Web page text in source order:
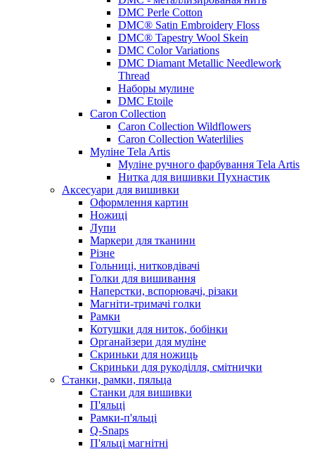
DMC Perle Cotton
DMC® Satin Embroidery Floss
DMC® Tapestry Wool Skein
DMC Color Variations
DMC Diamant Metallic Needlework
Thread
Наборы мулине
DMC Etoile
Caron Collection
Caron Collection Wildflowers
Caron Collection Waterlilies
Муліне Tela Artis
Муліне ручного фарбування Tela Artis
Нитка для вишивки Пухнастик
Аксесуари для вишивки
Оформлення картин
Ножиці
Лупи
Маркери для тканини
Різне
Гольниці, нитковдівачі
Голки для вишивання
Наперстки, вспорювачі, різаки
Магніти-тримачі голки
Рамки
Котушки для ниток, бобінки
Органайзери для муліне
Скриньки для ножиць
Скриньки для рукоділля, смітнички
Станки, рамки, пяльца
Станки для вишивки
П'яльці
Рамки-п'яльці
Q-Snaps
П'яльці магнітні